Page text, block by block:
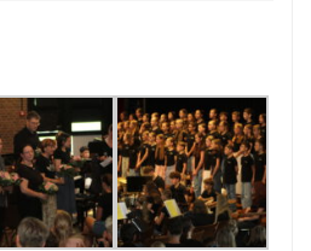
vorbereiten